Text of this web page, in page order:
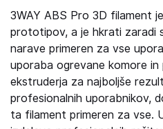
3WAY ABS Pro 3D filament
prototipov, a je hkrati zaradi
narave primeren za vse
uporaba ogrevane komore in
ekstruderja za najboljše
profesionalnih uporabnikov,
ta filament primeren za vse.